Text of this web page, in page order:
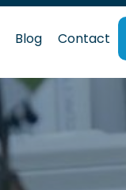
Blog Contact